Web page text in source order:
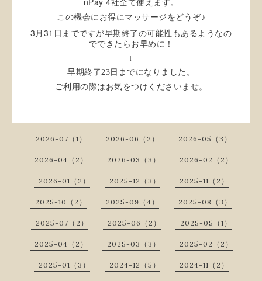
社全て使えます。
この機会にお得にマッサージをどうぞ♪
3 月 31 日までですが早期終了の可能性もあるようなの
でできたらお早めに！
↓
早期終了23日までになりました。
ご利用の際はお気をつけくださいませ。
2026-07（1） 2026-06（2） 2026-05（3）
2026-04（2） 2026-03（3） 2026-02（2）
2026-01（2） 2025-12（3） 2025-11（2）
2025-10（2） 2025-09（4） 2025-08（3）
2025-07（2） 2025-06（2） 2025-05（1）
2025-04（2） 2025-03（3） 2025-02（2）
2025-01（3） 2024-12（5） 2024-11（2）